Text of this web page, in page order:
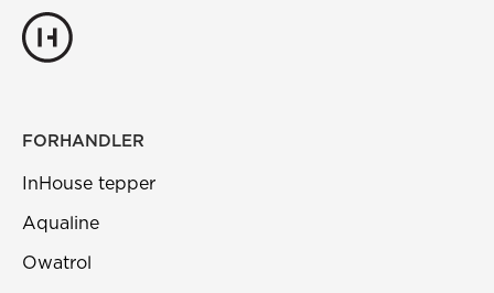
FORHANDLER
InHouse tepper
Aqualine
Owatrol